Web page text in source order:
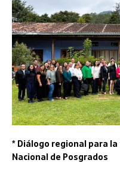
* Diálogo regional para
Nacional de Posgrados